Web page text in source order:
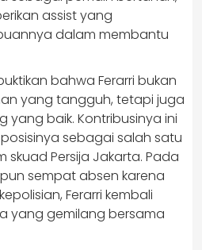
assist yang
dalam membantu
bahwa Ferarri bukan
yang tangguh, tetapi juga
yang baik. Kontribusinya ini
sebagai salah satu
Persija Jakarta. Pada
sempat absen karena
Ferarri kembali
yang gemilang bersama